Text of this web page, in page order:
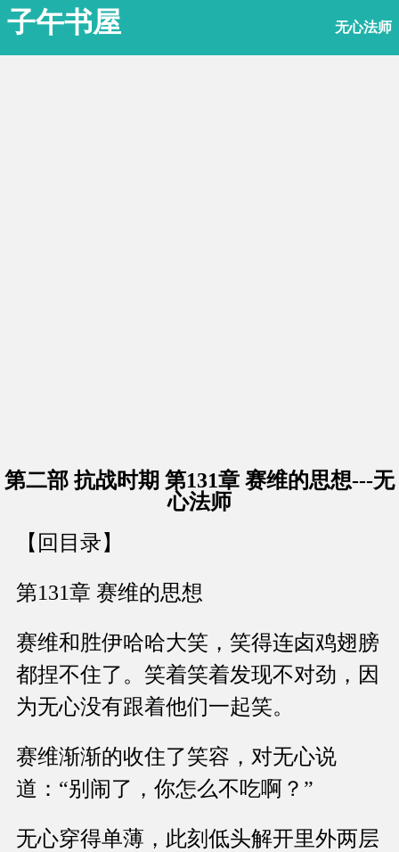
子午书屋 无心法师
第二部 抗战时期 第131章 赛维的思想---无
心法师
【回目录】
第131章 赛维的思想
赛维和胜伊哈哈大笑，笑得连卤鸡翅膀
都捏不住了。笑着笑着发现不对劲，因
为无心没有跟着他们一起笑。
赛维渐渐的收住了笑容，对无心说
道：“别闹了，你怎么不吃啊？”
无心穿得单薄，此刻低头解开里外两层